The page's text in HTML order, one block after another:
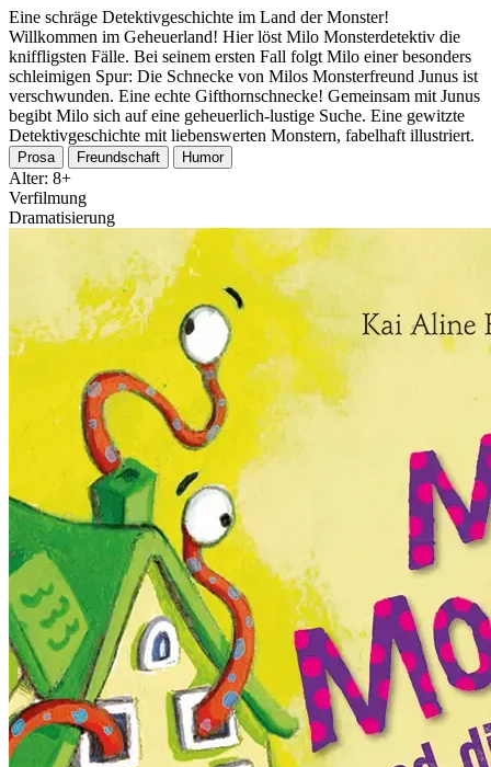
Eine schräge Detektivgeschichte im Land der Monster!
Willkommen im Geheuerland! Hier löst Milo Monsterdetektiv die
kniffligsten Fälle. Bei seinem ersten Fall folgt Milo einer besonders
schleimigen Spur: Die Schnecke von Milos Monsterfreund Junus ist
verschwunden. Eine echte Gifthornschnecke! Gemeinsam mit Junus
begibt Milo sich auf eine geheuerlich-lustige Suche. Eine gewitzte
Detektivgeschichte mit liebenswerten Monstern, fabelhaft illustriert.
Prosa Freundschaft Humor
Alter: 8+
Verfilmung
Dramatisierung